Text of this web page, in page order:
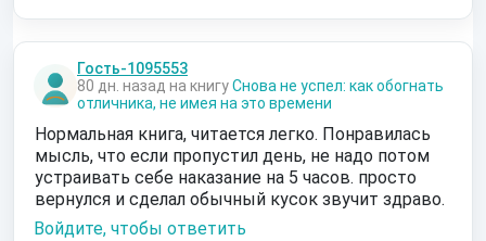
Гость-1095553
80 дн. назад на книгуСнова не успел: как обогнать
отличника, не имея на это времени
Нормальная книга, читается легко. Понравилась
мысль, что если пропустил день, не надо потом
устраивать себе наказание на 5 часов. просто
вернулся и сделал обычный кусок звучит здраво.
Войдите, чтобы ответить